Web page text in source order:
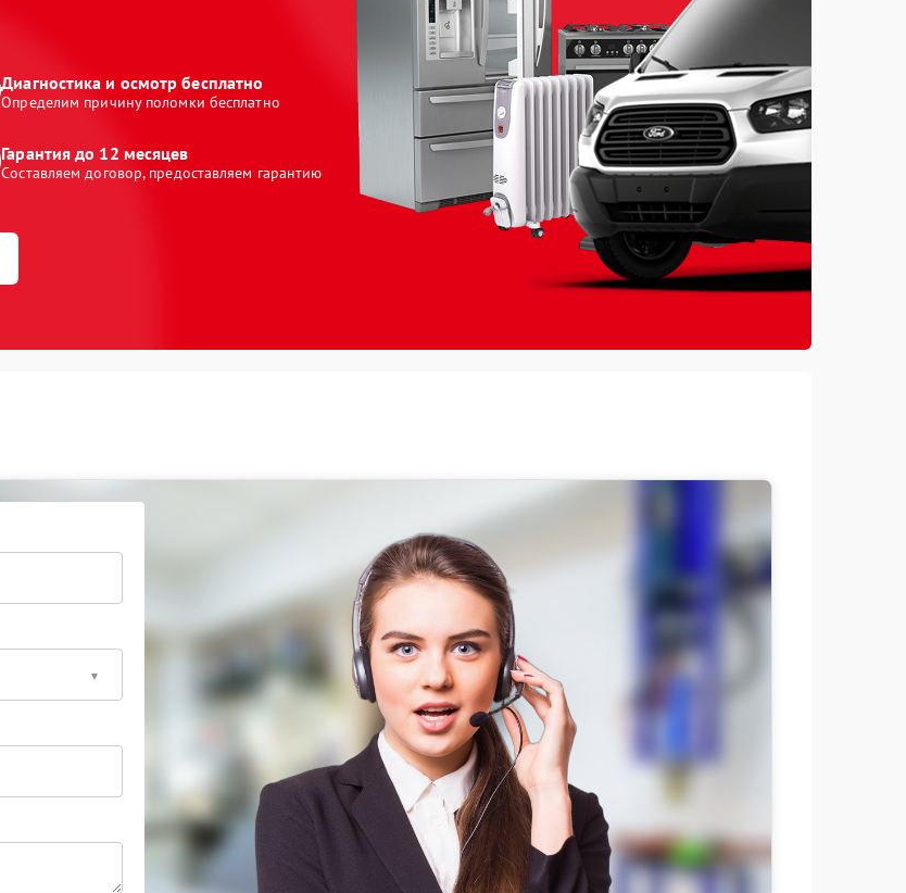
Диагностика и осмотр бесплатно
Определим причину поломки бесплатно
Гарантия до 12 месяцев
Составляем договор, предоставляем гарантию